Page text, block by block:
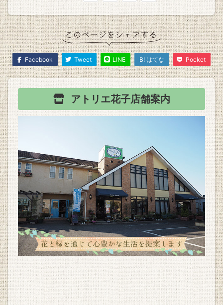
Facebook Tweet LINE B! はてな Pocket
アトリエ花子店舗案内